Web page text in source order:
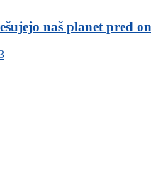
naš planet pred